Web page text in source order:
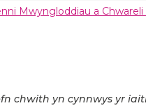
Mwyngloddiau a
chwith yn cynnwys yr